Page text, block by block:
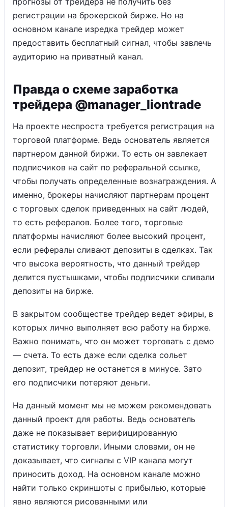
регистрации на брокерской бирже. Но на
основном канале изредка трейдер может
предоставить бесплатный сигнал, чтобы завлечь
аудиторию на приватный канал.
Правда о схеме заработка
трейдера @manager_liontrade
На проекте неспроста требуется регистрация на
торговой платформе. Ведь основатель является
партнером данной биржи. То есть он завлекает
подписчиков на сайт по реферальной ссылке,
чтобы получать определенные вознаграждения. А
именно, брокеры начисляют партнерам процент
с торговых сделок приведенных на сайт людей,
то есть рефералов. Более того, торговые
платформы начисляют более высокий процент,
если рефералы сливают депозиты в сделках. Так
что высока вероятность, что данный трейдер
делится пустышками, чтобы подписчики сливали
депозиты на бирже.
В закрытом сообществе трейдер ведет эфиры, в
которых лично выполняет всю работу на бирже.
Важно понимать, что он может торговать с демо
— счета. То есть даже если сделка сольет
депозит, трейдер не останется в минусе. Зато
его подписчики потеряют деньги.
На данный момент мы не можем рекомендовать
данный проект для работы. Ведь основатель
даже не показывает верифицированную
статистику торговли. Иными словами, он не
доказывает, что сигналы с VIP канала могут
приносить доход. На основном канале можно
найти только скриншоты с прибылью, которые
явно являются рисованными или